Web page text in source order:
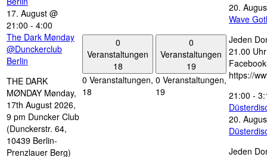
17. August @
21:00 - 4:00
The Dark Mønday
@Dunckerclub
Berlin
THE DARK
MØNDAY Mønday,
17th August 2026,
9 pm Duncker Club
(Dunckerstr. 64,
10439 Berlin-
Prenzlauer Berg)
0
Veranstaltungen
18
0 Veranstaltungen,
18
0
Veranstaltungen
19
0 Veranstaltungen,
19
20.
Wave
Jeden
21.00
https://
21:00 -
20.
Jeden